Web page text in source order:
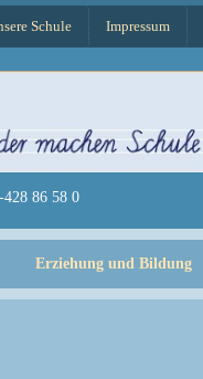
Schule Impressum
86 58 0
Erziehung und Bildung